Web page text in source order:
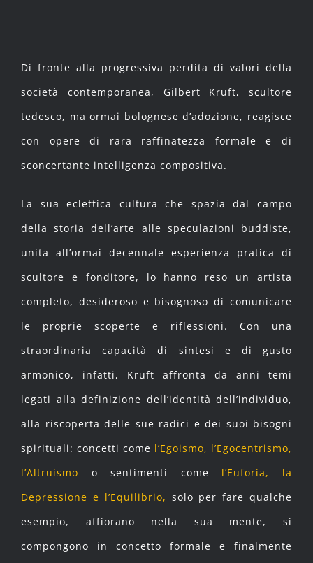
Di fronte alla progressiva perdita di valori della
società contemporanea, Gilbert Kruft, scultore
tedesco, ma ormai bolognese d’adozione, reagisce
con opere di rara raffinatezza formale e di
sconcertante intelligenza compositiva.
La sua eclettica cultura che spazia dal campo
della storia dell’arte alle speculazioni buddiste,
unita all’ormai decennale esperienza pratica di
scultore e fonditore, lo hanno reso un artista
completo, desideroso e bisognoso di comunicare
le proprie scoperte e riflessioni. Con una
straordinaria capacità di sintesi e di gusto
armonico, infatti, Kruft affronta da anni temi
legati alla definizione dell’identità dell’individuo,
alla riscoperta delle sue radici e dei suoi bisogni
spirituali: concetti come l’Egoismo, l’Egocentrismo,
l’Altruismo o sentimenti come l’Euforia, la
Depressione e l’Equilibrio, solo per fare qualche
esempio, affiorano nella sua mente, si
compongono in concetto formale e finalmente